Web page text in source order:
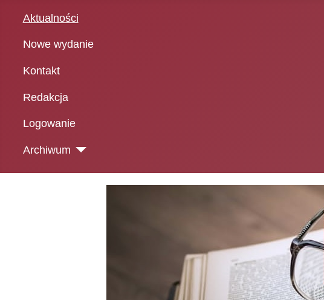
Aktualności
Nowe wydanie
Kontakt
Redakcja
Logowanie
Archiwum